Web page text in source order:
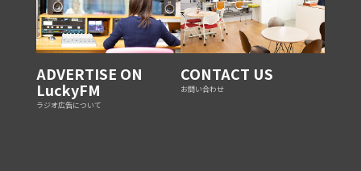
ADVERTISE ON
LuckyFM
ラジオ広告について
CONTACT US
お問い合わせ